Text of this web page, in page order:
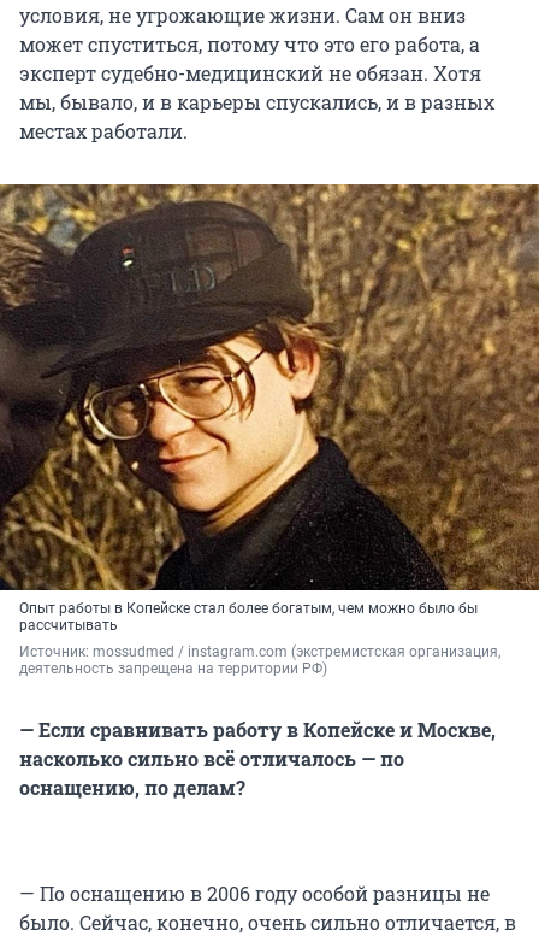
условия, не угрожающие жизни. Сам он вниз
может спуститься, потому что это его работа, а
эксперт судебно-медицинский не обязан. Хотя
мы, бывало, и в карьеры спускались, и в разных
местах работали.
Опыт работы в Копейске стал более богатым, чем можно было бы
рассчитывать
Источник: mossudmed / instagram.com (экстремистская организация,
деятельность запрещена на территории РФ)
— Если сравнивать работу в Копейске и Москве,
насколько сильно всё отличалось — по
оснащению, по делам?
— По оснащению в 2006 году особой разницы не
было. Сейчас, конечно, очень сильно отличается, в